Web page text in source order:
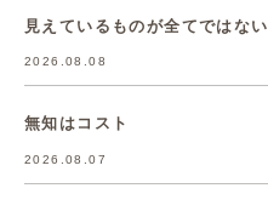
見えているものが全てではない
2026.08.08
無知はコスト
2026.08.07